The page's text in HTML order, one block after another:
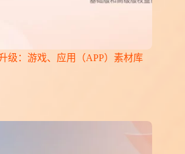
级：游戏、应用（APP）素材库